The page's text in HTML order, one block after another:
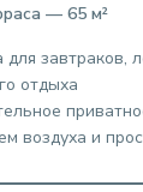
— 65 м²
завтраков,
отдыха
воздуха и